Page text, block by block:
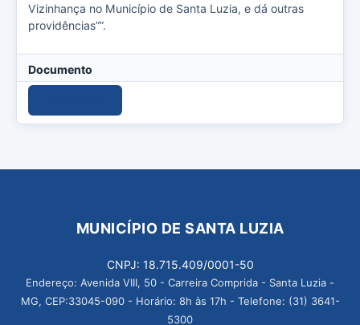
Vizinhança no Município de Santa Luzia, e dá outras
providências””.
Documento
MUNICÍPIO DE SANTA LUZIA
CNPJ: 18.715.409/0001-50
Endereço: Avenida VIII, 50 - Carreira Comprida - Santa Luzia -
MG, CEP:33045-090 - Horário: 8h às 17h - Telefone: (31) 3641-
5300